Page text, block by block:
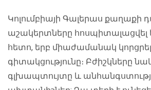
Կոլումբիայի Գալերաս քաղաքի
աշակերտները հոսպիտալացվել
հետո, երբ միաժամանակ
գիտակցությունը։ Բժիշկները
գլխապտույտը և